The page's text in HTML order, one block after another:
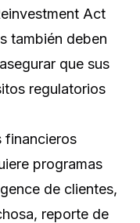
Act
también deben
que sus
regulatorios
financieros
programas
de clientes,
reporte de